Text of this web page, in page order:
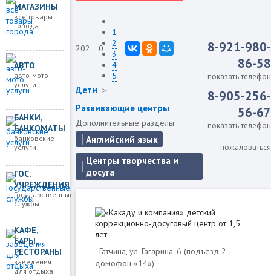
МАГАЗИНЫ
все товары
города
АВТО
авто-мото
услуги
БАНКИ,
БАНКОМАТЫ
банковские
услуги
ГОС.
УЧРЕЖДЕНИЯ
Государственные
службы
КАФЕ,
БАРЫ,
РЕСТОРАНЫ
заведения
для отдыха
202 0
1
2
3
4
5
Дети ->
Развивающие центры
Дополнительные разделы:
Английский язык
Центры творчества и
досуга
8-921-980-
86-58
показать телефон
8-905-256-
56-67
показать телефон
пожаловаться
Гатчина, ул. Гагарина, 6 (пoдъезд 2,
дoмофон «14»)